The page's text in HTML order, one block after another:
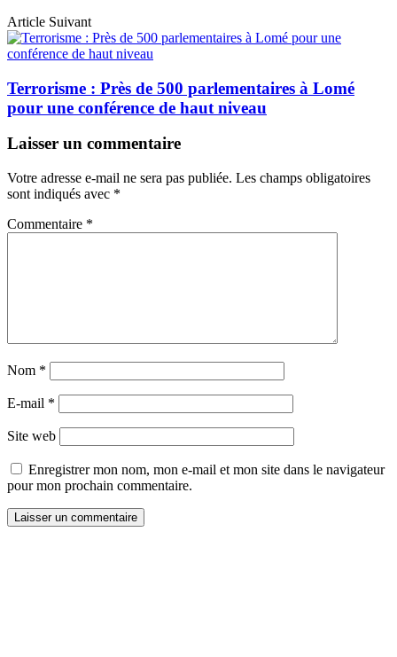
Article Suivant
Terrorisme : Près de 500 parlementaires à Lomé
pour une conférence de haut niveau
Laisser un commentaire
Votre adresse e-mail ne sera pas publiée. Les champs obligatoires
sont indiqués avec *
Commentaire *
Nom *
E-mail *
Site web
Enregistrer mon nom, mon e-mail et mon site dans le navigateur
pour mon prochain commentaire.